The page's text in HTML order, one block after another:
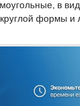
в
формы и